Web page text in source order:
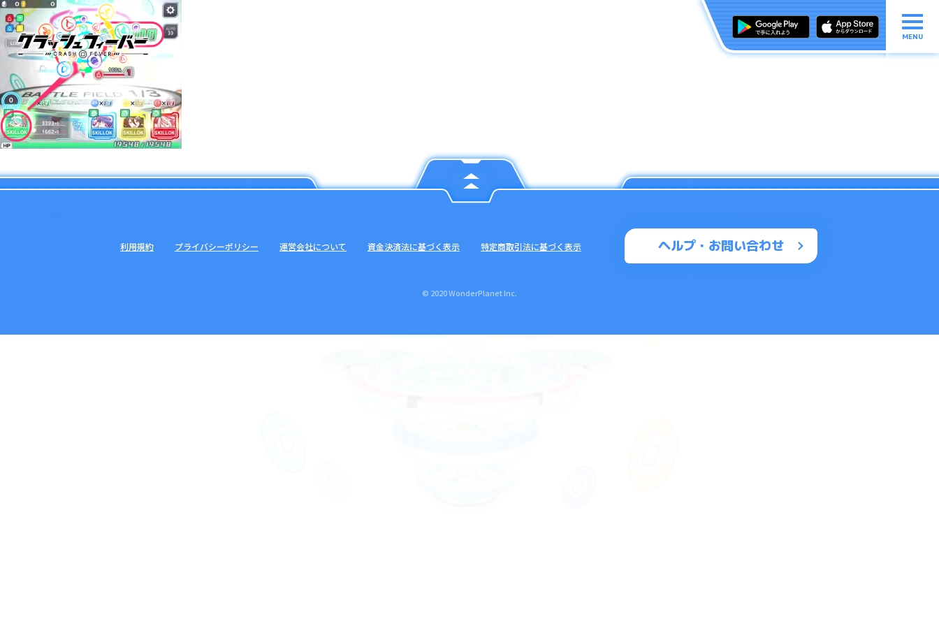
MENU
ヘルプ・お問い合わせ
利用規約 プライバシーポリシー 運営会社について 資金決済法に基づく表示 特定商取引法に基づく表示
© 2020 WonderPlanet Inc.